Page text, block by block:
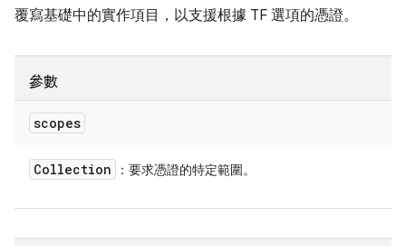
覆寫基礎中的實作項目，以支援根據 TF 選項的憑證。
參數
scopes
Collection ：要求憑證的特定範圍。